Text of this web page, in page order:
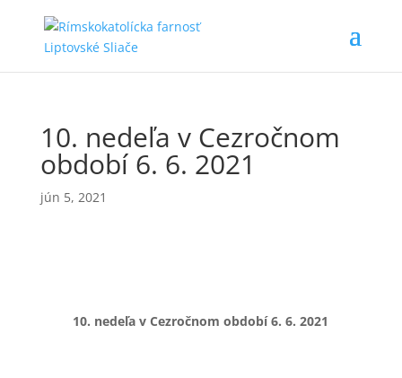
10. nedeľa v Cezročnom
období 6. 6. 2021
jún 5, 2021
10. nedeľa v Cezročnom období 6. 6. 2021